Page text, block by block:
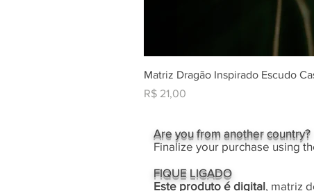
Matriz Dragão Inspirado Escudo
Preço
R$ 21,00
Are you from another country?
Finalize your purchase using
FIQUE LIGADO
Este produto é digital, matriz